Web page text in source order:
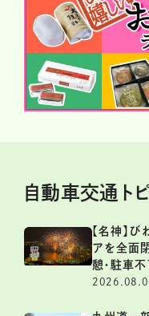
自動車交通ト
【名神】
アを全面
憩・駐車